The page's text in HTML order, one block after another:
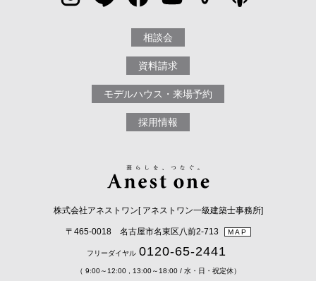
相談会
資料請求
モデルハウス・来場予約
採用情報
株式会社アネストワン[ アネストワン一級建築士事務所]
〒465-0018 名古屋市名東区八前2-713 MAP
フリーダイヤル 0120-65-2441
（ 9:00～12:00 , 13:00～18:00 / 水・日・祝定休）